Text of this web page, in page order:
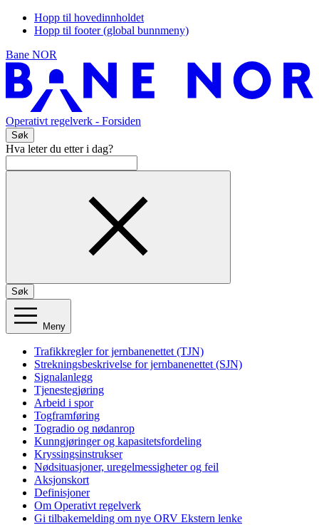
Hopp til hovedinnholdet
Hopp til footer (global bunnmeny)
Bane NOR
Operativt regelverk - Forsiden
Søk
Hva leter du etter i dag?
Søk
Meny
Trafikkregler for jernbanenettet (TJN)
Strekningsbeskrivelse for jernbanenettet (SJN)
Signalanlegg
Tjenestegjøring
Arbeid i spor
Togframføring
Togradio og nødanrop
Kunngjøringer og kapasitetsfordeling
Kryssingsinstrukser
Nødsituasjoner, uregelmessigheter og feil
Aksjonskort
Definisjoner
Om Operativt regelverk
Gi tilbakemelding om nye ORV Ekstern lenke